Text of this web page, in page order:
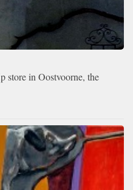
store in Oostvoorne, the